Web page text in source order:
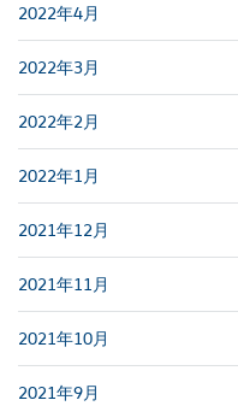
2022年4月
2022年3月
2022年2月
2022年1月
2021年12月
2021年11月
2021年10月
2021年9月